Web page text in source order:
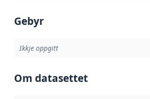
Gebyr
Ikkje oppgitt
Om datasettet